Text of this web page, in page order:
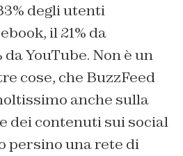
degli utenti
il 21% da
da YouTube. Non è un
cose, che BuzzFeed
anche sulla
dei contenuti sui social
persino una rete di